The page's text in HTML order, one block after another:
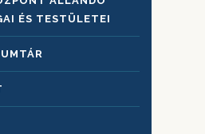
ÉS TESTÜLETEI